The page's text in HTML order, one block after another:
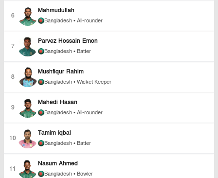
6
Mahmudullah
Bangladesh • All-rounder
7
Parvez Hossain Emon
Bangladesh • Batter
8
Mushfiqur Rahim
Bangladesh • Wicket Keeper
9
Mahedi Hasan
Bangladesh • All-rounder
10
Tamim Iqbal
Bangladesh • Batter
11
Nasum Ahmed
Bangladesh • Bowler